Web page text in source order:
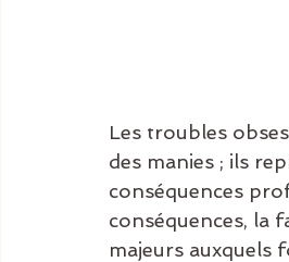
Les troubles
des manies ; ils
conséquences
conséquences, la
majeurs auxquels